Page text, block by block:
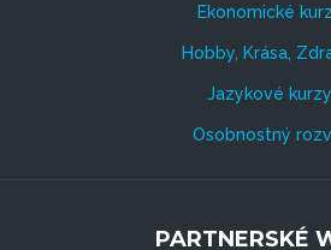
Ekonomické
Hobby, Krása,
Jazykové kurzy
Osobnostný
PARTNERSKÉ